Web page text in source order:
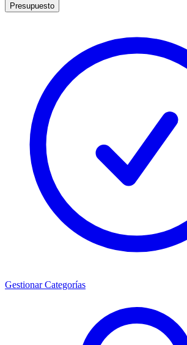
Presupuesto
Gestionar Categorías